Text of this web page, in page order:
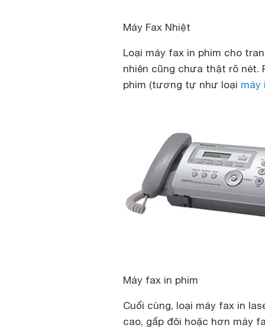
Máy Fax Nhiệt
Loại máy fax in phim cho
nhiên cũng chưa thật rõ
phim (tương tự như loại máy
Máy fax in phim
Cuối cùng, loại máy fax in
cao, gấp đôi hoặc hơn máy